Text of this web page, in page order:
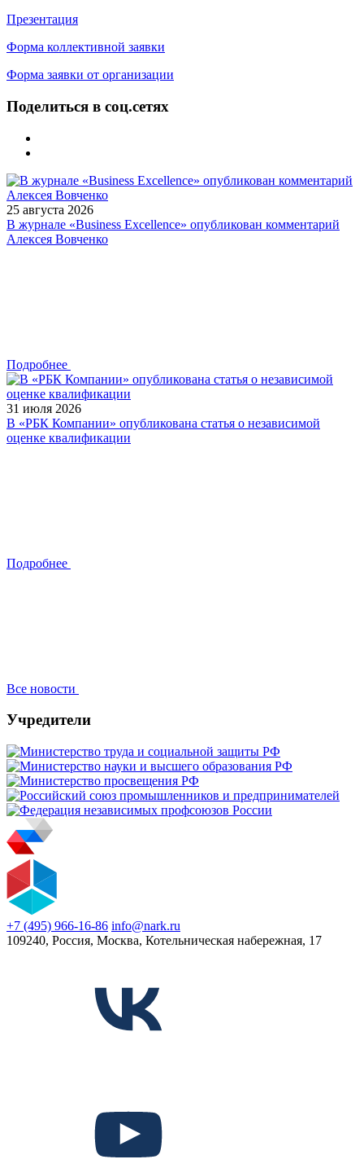
Презентация
Форма коллективной заявки
Форма заявки от организации
Поделиться в соц.сетях
25 августа 2026
В журнале «Business Excellence» опубликован комментарий
Алексея Вовченко
Подробнее
31 июля 2026
В «РБК Компании» опубликована статья о независимой
оценке квалификации
Подробнее
Все новости
Учредители
+7 (495) 966-16-86 info@nark.ru
109240, Россия, Москва, Котельническая набережная, 17